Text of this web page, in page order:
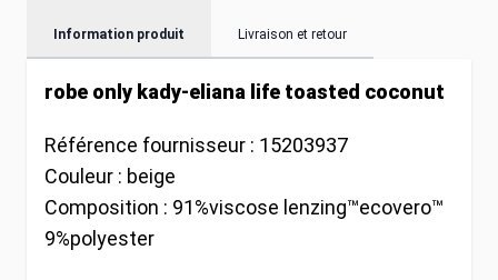
Information produit Livraison et retour
robe only kady-eliana life toasted coconut
Référence fournisseur : 15203937
Couleur : beige
Composition : 91%viscose lenzing™ecovero™
9%polyester